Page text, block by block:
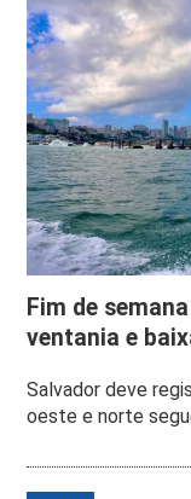
Fim de
ventania e
Salvador deve
oeste e norte